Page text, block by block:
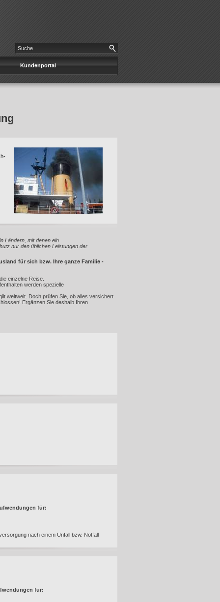
Kundenportal
Ländern, mit denen ein
nur den üblichen Leistungen der
für sich bzw. Ihre ganze Familie -
einzelne Reise.
werden spezielle
weltweit. Doch prüfen Sie, ob alles versichert
Ergänzen Sie deshalb Ihren
für:
nach einem Unfall bzw. Notfall
für: